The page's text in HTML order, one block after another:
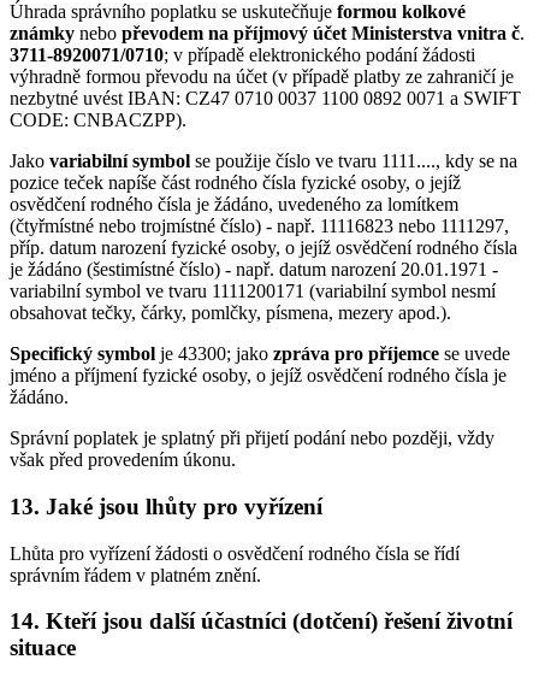
Úhrada správního poplatku se uskutečňuje formou kolkové
známky nebo převodem na příjmový účet Ministerstva vnitra č.
3711-8920071/0710; v případě elektronického podání žádosti
výhradně formou převodu na účet (v případě platby ze zahraničí je
nezbytné uvést IBAN: CZ47 0710 0037 1100 0892 0071 a SWIFT
CODE: CNBACZPP).
Jako variabilní symbol se použije číslo ve tvaru 1111...., kdy se na
pozice teček napíše část rodného čísla fyzické osoby, o jejíž
osvědčení rodného čísla je žádáno, uvedeného za lomítkem
(čtyřmístné nebo trojmístné číslo) - např. 11116823 nebo 1111297,
příp. datum narození fyzické osoby, o jejíž osvědčení rodného čísla
je žádáno (šestimístné číslo) - např. datum narození 20.01.1971 -
variabilní symbol ve tvaru 1111200171 (variabilní symbol nesmí
obsahovat tečky, čárky, pomlčky, písmena, mezery apod.).
Specifický symbol je 43300; jako zpráva pro příjemce se uvede
jméno a příjmení fyzické osoby, o jejíž osvědčení rodného čísla je
žádáno.
Správní poplatek je splatný při přijetí podání nebo později, vždy
však před provedením úkonu.
13. Jaké jsou lhůty pro vyřízení
Lhůta pro vyřízení žádosti o osvědčení rodného čísla se řídí
správním řádem v platném znění.
14. Kteří jsou další účastníci (dotčení) řešení životní
situace